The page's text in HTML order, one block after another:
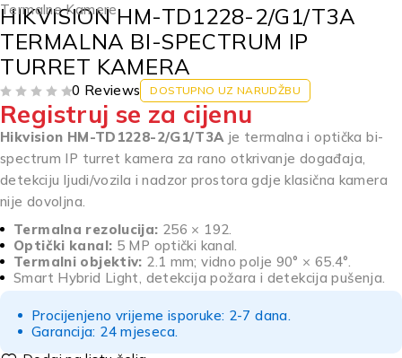
Termalne Kamere
HIKVISION HM-TD1228-2/G1/T3A
TERMALNA BI-SPECTRUM IP
TURRET KAMERA
0 Reviews DOSTUPNO UZ NARUDŽBU
Registruj se za cijenu
Hikvision HM-TD1228-2/G1/T3Aje termalna i optička bi-
spectrum IP turret kamera za rano otkrivanje događaja,
detekciju ljudi/vozila i nadzor prostora gdje klasična kamera
nije dovoljna.
Termalna rezolucija: 256 × 192.
Optički kanal: 5 MP optički kanal.
Termalni objektiv: 2.1 mm; vidno polje 90° × 65.4°.
Smart Hybrid Light, detekcija požara i detekcija pušenja.
Procijenjeno vrijeme isporuke: 2-7 dana.
Garancija: 24 mjeseca.